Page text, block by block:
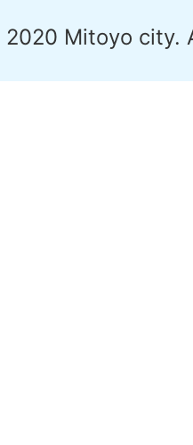
Mitoyo city.